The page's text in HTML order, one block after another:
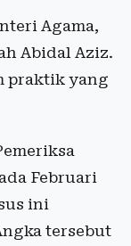
Agama,
Abidal Aziz.
praktik yang
Februari
ini
tersebut